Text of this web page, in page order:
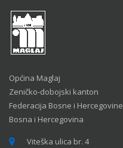
Općina Maglaj
Zeničko-dobojski kanton
Federacija Bosne i Hercegovine
Bosna i Hercegovina
Viteška ulica br. 4